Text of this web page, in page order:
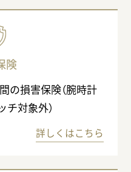
険
の損害保険（腕時計
対象外）
詳しくはこちら